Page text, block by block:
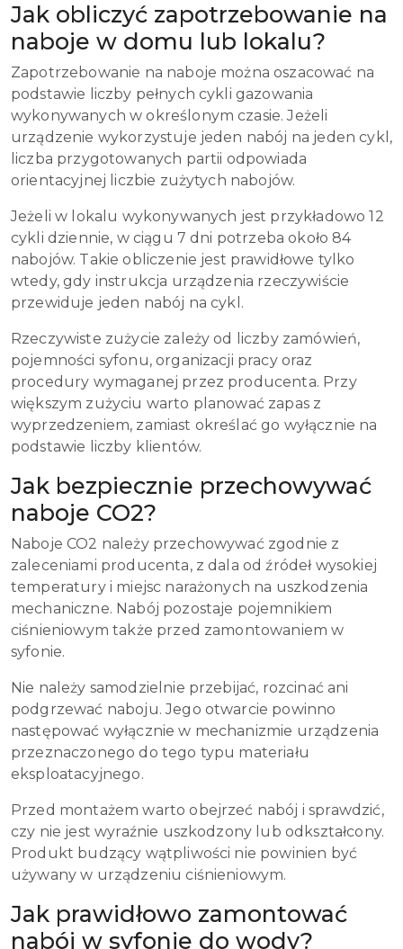
Jak obliczyć zapotrzebowanie na
naboje w domu lub lokalu?
Zapotrzebowanie na naboje można oszacować na
podstawie liczby pełnych cykli gazowania
wykonywanych w określonym czasie. Jeżeli
urządzenie wykorzystuje jeden nabój na jeden cykl,
liczba przygotowanych partii odpowiada
orientacyjnej liczbie zużytych nabojów.
Jeżeli w lokalu wykonywanych jest przykładowo 12
cykli dziennie, w ciągu 7 dni potrzeba około 84
nabojów. Takie obliczenie jest prawidłowe tylko
wtedy, gdy instrukcja urządzenia rzeczywiście
przewiduje jeden nabój na cykl.
Rzeczywiste zużycie zależy od liczby zamówień,
pojemności syfonu, organizacji pracy oraz
procedury wymaganej przez producenta. Przy
większym zużyciu warto planować zapas z
wyprzedzeniem, zamiast określać go wyłącznie na
podstawie liczby klientów.
Jak bezpiecznie przechowywać
naboje CO2?
Naboje CO2 należy przechowywać zgodnie z
zaleceniami producenta, z dala od źródeł wysokiej
temperatury i miejsc narażonych na uszkodzenia
mechaniczne. Nabój pozostaje pojemnikiem
ciśnieniowym także przed zamontowaniem w
syfonie.
Nie należy samodzielnie przebijać, rozcinać ani
podgrzewać naboju. Jego otwarcie powinno
następować wyłącznie w mechanizmie urządzenia
przeznaczonego do tego typu materiału
eksploatacyjnego.
Przed montażem warto obejrzeć nabój i sprawdzić,
czy nie jest wyraźnie uszkodzony lub odkształcony.
Produkt budzący wątpliwości nie powinien być
używany w urządzeniu ciśnieniowym.
Jak prawidłowo zamontować
nabój w syfonie do wody?